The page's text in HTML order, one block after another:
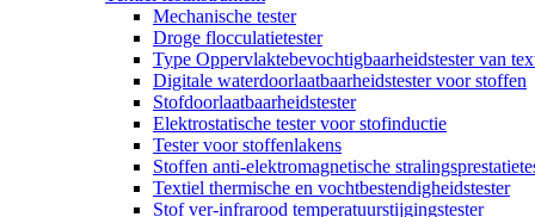
Mechanische tester
Droge flocculatietester
Type Oppervlaktebevochtigbaarheidstester van
Digitale waterdoorlaatbaarheidstester voor stoffen
Stofdoorlaatbaarheidstester
Elektrostatische tester voor stofinductie
Tester voor stoffenlakens
Stoffen anti-elektromagnetische
Textiel thermische en vochtbestendigheidstester
Stof ver-infrarood temperatuurstijgingstester